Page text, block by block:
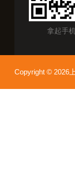
拿起手
Copyright © 2026